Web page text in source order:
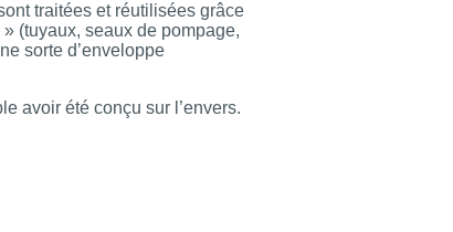
traitées et réutilisées grâce
(tuyaux, seaux de pompage,
sorte d’enveloppe
avoir été conçu sur l’envers.